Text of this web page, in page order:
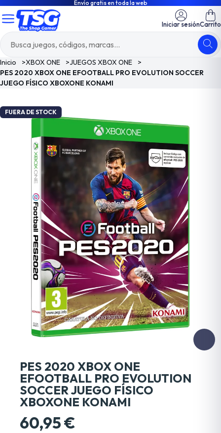
Envío gratis en toda la web
Iniciar sesiónCarrito
Inicio >XBOX ONE >JUEGOS XBOX ONE
>
PES 2020 XBOX ONE EFOOTBALL PRO EVOLUTION SOCCER
JUEGO FÍSICO XBOXONE KONAMI
FUERA DE STOCK
PES 2020 XBOX ONE
EFOOTBALL PRO EVOLUTION
SOCCER JUEGO FÍSICO
XBOXONE KONAMI
60,95 €